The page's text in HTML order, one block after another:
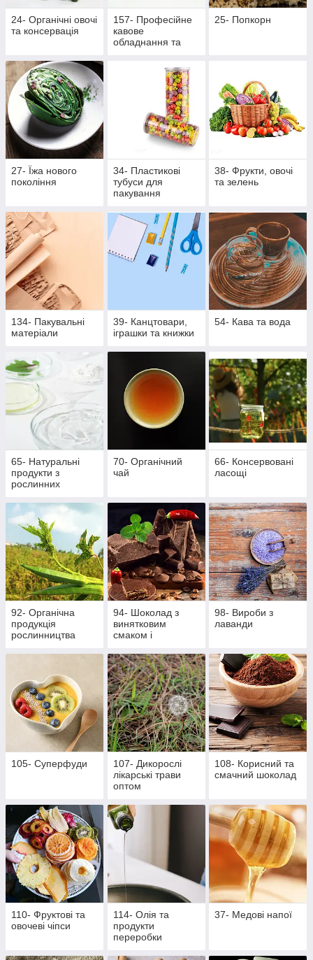
24- Органічні овочі
та консервація
157- Професійне
кавове
обладнання та
25- Попкорн
27- Їжа нового
покоління
34- Пластикові
тубуси для
пакування
38- Фрукти, овочі
та зелень
134- Пакувальні
матеріали
39- Канцтовари,
іграшки та книжки
54- Кава та вода
65- Натуральні
продукти з
рослинних
70- Органічний
чай
66- Консервовані
ласощі
92- Органічна
продукція
рослинництва
94- Шоколад з
винятковим
смаком і
98- Вироби з
лаванди
105- Суперфуди
107- Дикорослі
лікарські трави
оптом
108- Корисний та
смачний шоколад
110- Фруктові та
овочеві чіпси
114- Олія та
продукти
переробки
37- Медові напої